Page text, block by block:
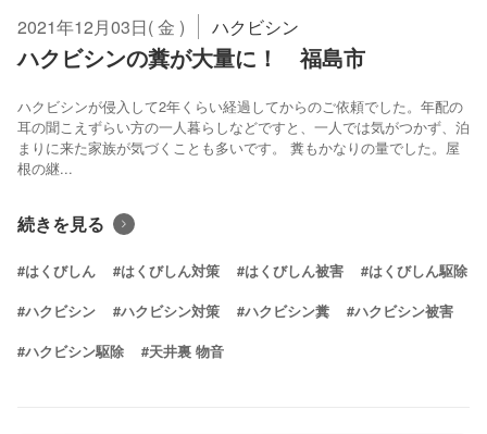
2021年12月03日( 金 ) ハクビシン
ハクビシンの糞が大量に！ 福島市
ハクビシンが侵入して2年くらい経過してからのご依頼でした。年配の
耳の聞こえずらい方の一人暮らしなどですと、一人では気がつかず、泊
まりに来た家族が気づくことも多いです。 糞もかなりの量でした。屋
根の継...
続きを見る
#はくびしん #はくびしん対策 #はくびしん被害 #はくびしん駆除
#ハクビシン #ハクビシン対策 #ハクビシン糞 #ハクビシン被害
#ハクビシン駆除 #天井裏 物音